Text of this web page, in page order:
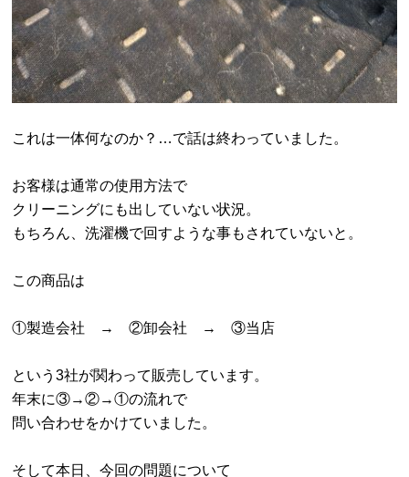
これは一体何なのか？…で話は終わっていました。
お客様は通常の使用方法で
クリーニングにも出していない状況。
もちろん、洗濯機で回すような事もされていないと。
この商品は
①製造会社 → ②卸会社 → ③当店
という3社が関わって販売しています。
年末に③→②→①の流れで
問い合わせをかけていました。
そして本日、今回の問題について